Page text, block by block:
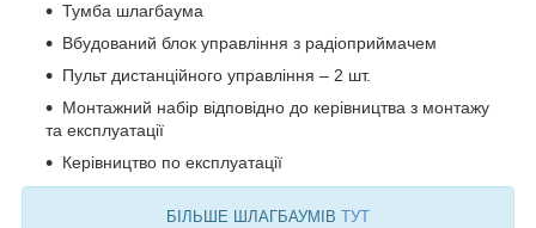
Тумба шлагбаума
Вбудований блок управління з радіоприймачем
Пульт дистанційного управління – 2 шт.
Монтажний набір відповідно до керівництва з монтажу
та експлуатації
Керівництво по експлуатації
БІЛЬШЕ ШЛАГБАУМІВ ТУТ